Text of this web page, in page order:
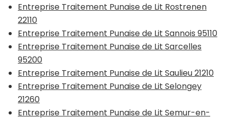
Entreprise Traitement Punaise de Lit Rostrenen
22110
Entreprise Traitement Punaise de Lit Sannois 95110
Entreprise Traitement Punaise de Lit Sarcelles
95200
Entreprise Traitement Punaise de Lit Saulieu 21210
Entreprise Traitement Punaise de Lit Selongey
21260
Entreprise Traitement Punaise de Lit Semur-en-